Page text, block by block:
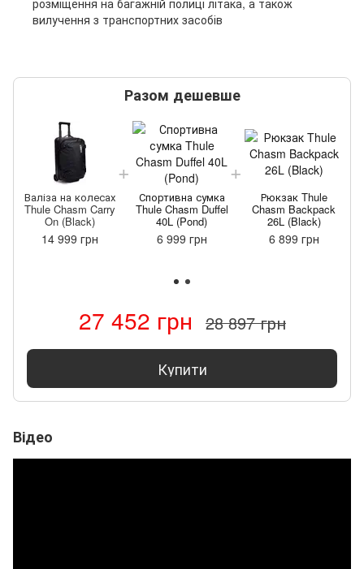
розміщення на багажній полиці літака, а також
вилучення з транспортних засобів
Разом дешевше
Валіза на колесах
Thule Chasm Carry
On (Black)
14 999 грн
Спортивна сумка
Thule Chasm Duffel
40L (Pond)
6 999 грн
Рюкзак Thule
Chasm Backpack
26L (Black)
6 899 грн
27 452 грн 28 897 грн
Купити
Відео